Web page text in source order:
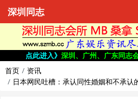
深圳同志
点此进入》 深圳、广州、广东同志
首页
资讯
日本网民吐槽：承认同性婚姻和不承认